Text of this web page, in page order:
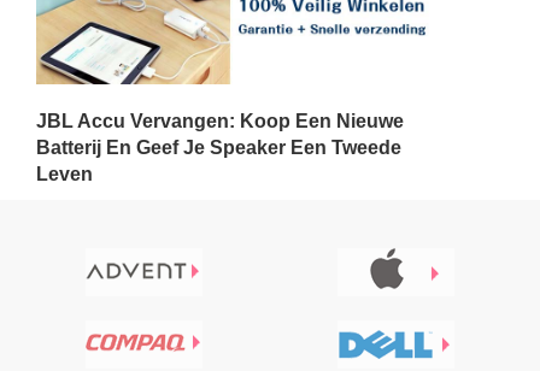
JBL Accu Vervangen: Koop Een Nieuwe
Batterij En Geef Je Speaker Een Tweede
Leven